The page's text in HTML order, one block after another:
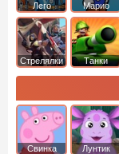
Лего Марио
Стрелялки Танки
Свинка
Лунтик